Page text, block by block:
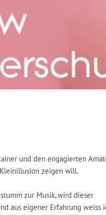
und den engagierten
zeigen will.
zur Musik, wird dieser
aus eigener Erfahrung weiss